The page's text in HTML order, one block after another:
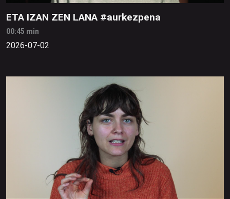
ETA IZAN ZEN LANA #aurkezpena
00:45 min
2026-07-02